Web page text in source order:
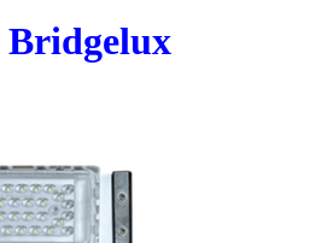
Bridgelux